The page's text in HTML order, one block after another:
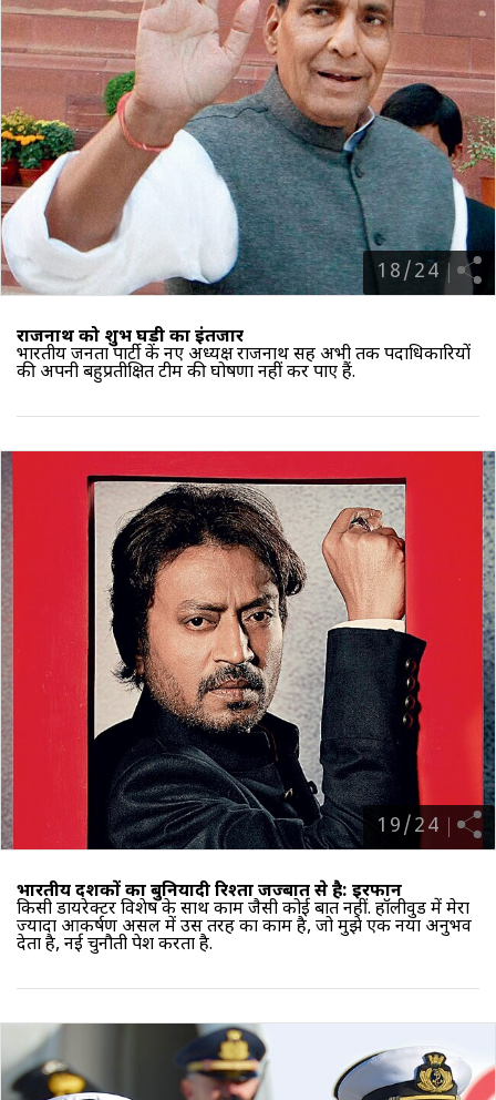
18/24
राजनाथ को शुभ घड़ी का इंतजार
भारतीय जनता पार्टी के नए अध्यक्ष राजनाथ सिंह अभी तक पदाधिकारियों
की अपनी बहुप्रतीक्षित टीम की घोषणा नहीं कर पाए हैं.
19/24
भारतीय दर्शकों का बुनियादी रिश्ता जज्बात से है: इरफान
किसी डायरेक्टर विशेष के साथ काम जैसी कोई बात नहीं. हॉलीवुड में मेरा
ज्यादा आकर्षण असल में उस तरह का काम है, जो मुझे एक नया अनुभव
देता है, नई चुनौती पेश करता है.